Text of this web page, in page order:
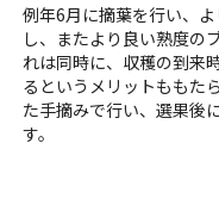
例年6月に摘葉を行い、
し、またより良い熟度の
れは同時に、収穫の到来
るというメリットももた
た手摘みで行い、選果後
す。